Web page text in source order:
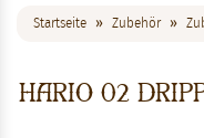
Startseite Zubehör
Hario 02